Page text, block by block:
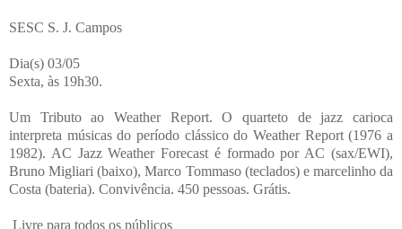
SESC S. J. Campos
Dia(s) 03/05
Sexta, às 19h30.
Um Tributo ao Weather Report. O quarteto de jazz carioca
interpreta músicas do período clássico do Weather Report (1976 a
1982). AC Jazz Weather Forecast é formado por AC (sax/EWI),
Bruno Migliari (baixo), Marco Tommaso (teclados) e marcelinho da
Costa (bateria). Convivência. 450 pessoas. Grátis.
Livre para todos os públicos